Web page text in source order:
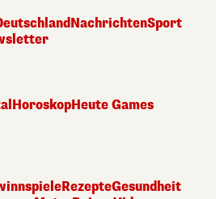
NachrichtenSport
HoroskopHeute Games
RezepteGesundheit